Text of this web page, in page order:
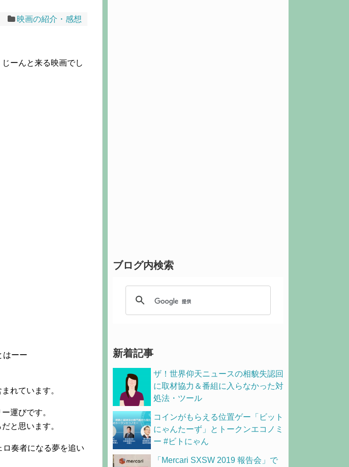
映画の紹介・感想
ーんと来る映画でし
はーー
れています。
運びです。
と思います。
奏者になる夢を追い
ブログ内検索
新着記事
ザ！世界仰天ニュースの相貌失認回
に取材協力＆番組に入らなかった対
処法・ツール
コインがもらえる位置ゲー「ビット
にゃんたーず」とトークンエコノミ
ー #ビトにゃん
「Mercari SXSW 2019 報告会」で